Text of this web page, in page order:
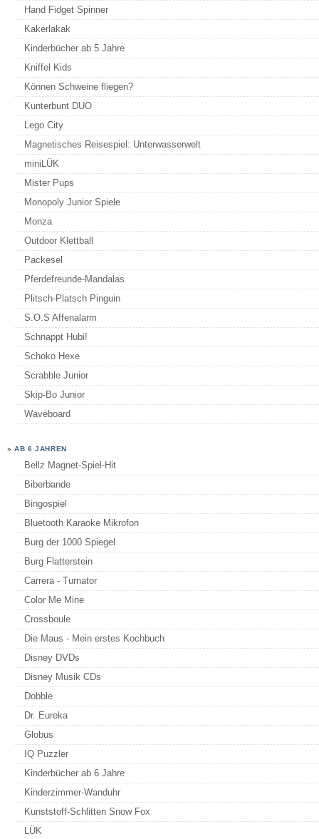
Hand Fidget Spinner
Kakerlakak
Kinderbücher ab 5 Jahre
Kniffel Kids
Können Schweine fliegen?
Kunterbunt DUO
Lego City
Magnetisches Reisespiel: Unterwasserwelt
miniLÜK
Mister Pups
Monopoly Junior Spiele
Monza
Outdoor Klettball
Packesel
Pferdefreunde-Mandalas
Plitsch-Platsch Pinguin
S.O.S Affenalarm
Schnappt Hubi!
Schoko Hexe
Scrabble Junior
Skip-Bo Junior
Waveboard
»AB 6 JAHREN
Bellz Magnet-Spiel-Hit
Biberbande
Bingospiel
Bluetooth Karaoke Mikrofon
Burg der 1000 Spiegel
Burg Flatterstein
Carrera - Turnator
Color Me Mine
Crossboule
Die Maus - Mein erstes Kochbuch
Disney DVDs
Disney Musik CDs
Dobble
Dr. Eureka
Globus
IQ Puzzler
Kinderbücher ab 6 Jahre
Kinderzimmer-Wanduhr
Kunststoff-Schlitten Snow Fox
LÜK